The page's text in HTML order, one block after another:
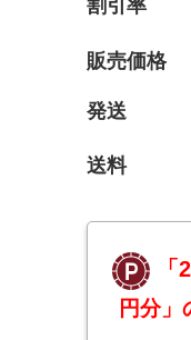
割引率
販売価格
発送
送料
「
円分」